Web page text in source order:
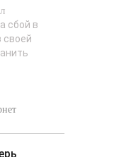
сбой в
своей